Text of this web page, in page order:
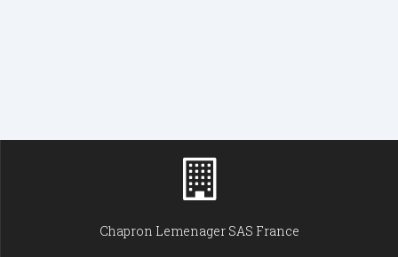
Chapron Lemenager SAS France